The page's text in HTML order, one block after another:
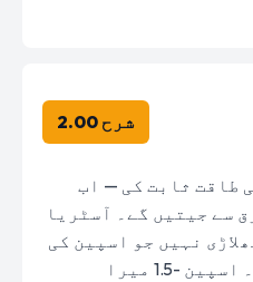
شرح 2.00
طاقت ثابت کی — اب
گول کے فرق سے جیتیں گے۔ آسٹریا
نہیں جو اسپین کی
مضبوط دفاع کو توڑ سکے۔ اسپین -1.5 میرا